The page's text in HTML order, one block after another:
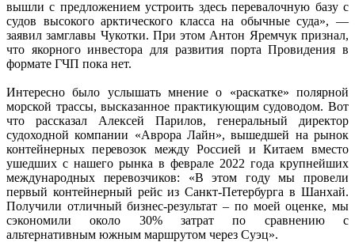
вышли с предложением устроить здесь перевалочную базу с
судов высокого арктического класса на обычные суда», —
заявил замглавы Чукотки. При этом Антон Яремчук признал,
что якорного инвестора для развития порта Провидения в
формате ГЧП пока нет.
Интересно было услышать мнение о «раскатке» полярной
морской трассы, высказанное практикующим судоводом. Вот
что рассказал Алексей Парилов, генеральный директор
судоходной компании «Аврора Лайн», вышедшей на рынок
контейнерных перевозок между Россией и Китаем вместо
ушедших с нашего рынка в феврале 2022 года крупнейших
международных перевозчиков: «В этом году мы провели
первый контейнерный рейс из Санкт-Петербурга в Шанхай.
Получили отличный бизнес-результат – по моей оценке, мы
сэкономили около 30% затрат по сравнению с
альтернативным южным маршрутом через Суэц».